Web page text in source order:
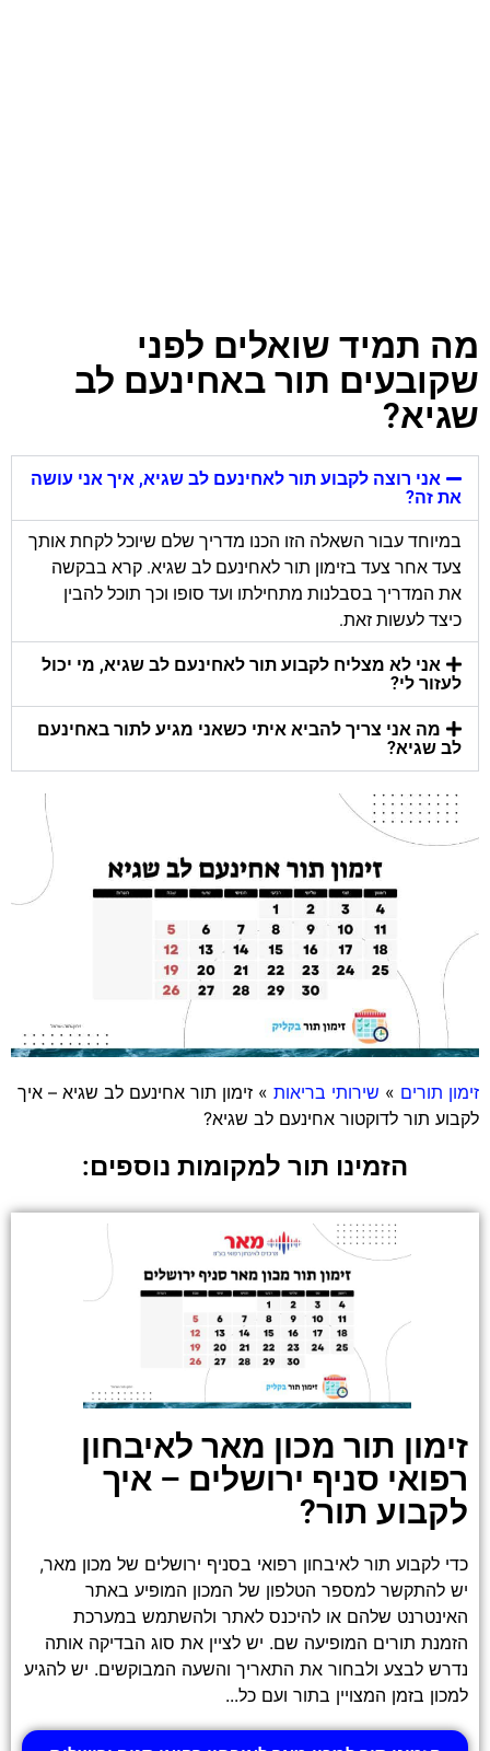
מה תמיד שואלים לפני
שקובעים תור באחינעם לב
שגיא?
אני רוצה לקבוע תור לאחינעם לב שגיא, איך אני עושה
את זה?
במיוחד עבור השאלה הזו הכנו מדריך שלם שיוכל לקחת אותך
צעד אחר צעד בזימון תור לאחינעם לב שגיא. קרא בבקשה
את המדריך בסבלנות מתחילתו ועד סופו וכך תוכל להבין
כיצד לעשות זאת.
אני לא מצליח לקבוע תור לאחינעם לב שגיא, מי יכול
לעזור לי?
מה אני צריך להביא איתי כשאני מגיע לתור באחינעם
לב שגיא?
זימון תורים » שירותי בריאות » זימון תור אחינעם לב שגיא – איך
לקבוע תור לדוקטור אחינעם לב שגיא?
הזמינו תור למקומות נוספים:
זימון תור מכון מאר לאיבחון
רפואי סניף ירושלים – איך
לקבוע תור?
כדי לקבוע תור לאיבחון רפואי בסניף ירושלים של מכון מאר,
יש להתקשר למספר הטלפון של המכון המופיע באתר
האינטרנט שלהם או להיכנס לאתר ולהשתמש במערכת
הזמנת תורים המופיעה שם. יש לציין את סוג הבדיקה אותה
נדרש לבצע ולבחור את התאריך והשעה המבוקשים. יש להגיע
למכון בזמן המצויין בתור ועם כל...